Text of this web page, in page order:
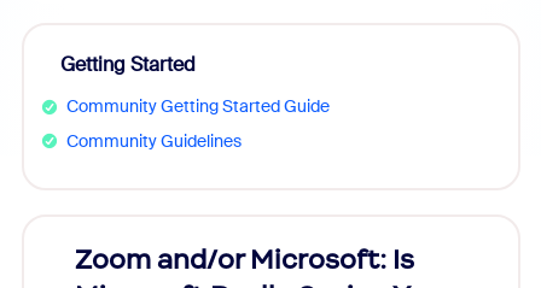
Getting Started
Community Getting Started Guide
Community Guidelines
Zoom and/or Microsoft: Is